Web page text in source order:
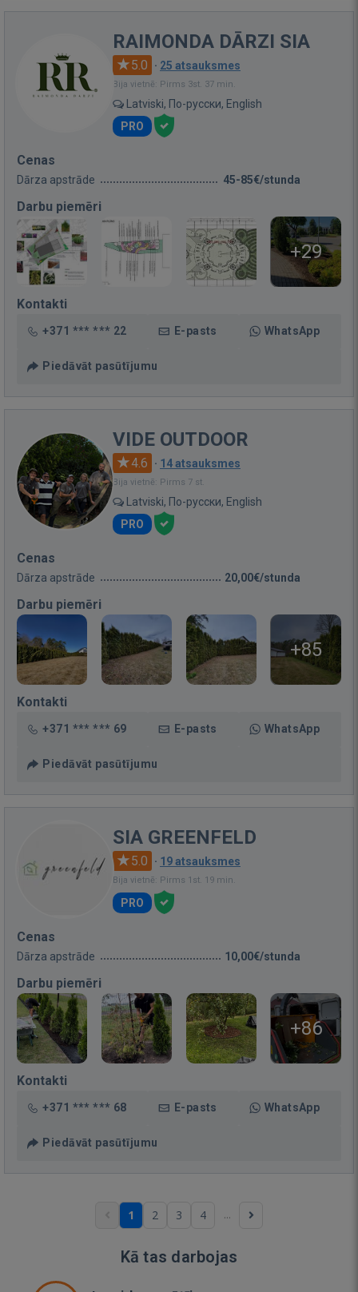
RAIMONDA DĀRZI SIA
5.0 · 25 atsauksmes
Bija vietnē: Pirms 3st. 37 min.
Latviski, По-русски, English
PRO
Cenas
Dārza apstrāde 45-85€/stunda
Darbu piemēri
+29
Kontakti
+371 *** *** 22 E-pasts WhatsApp
Piedāvāt pasūtījumu
VIDE OUTDOOR
4.6 · 14 atsauksmes
Bija vietnē: Pirms 7 st.
Latviski, По-русски, English
PRO
Cenas
Dārza apstrāde 20,00€/stunda
Darbu piemēri
+85
Kontakti
+371 *** *** 69 E-pasts WhatsApp
Piedāvāt pasūtījumu
SIA GREENFELD
5.0 · 19 atsauksmes
Bija vietnē: Pirms 1st. 19 min.
PRO
Cenas
Dārza apstrāde 10,00€/stunda
Darbu piemēri
+86
Kontakti
+371 *** *** 68 E-pasts WhatsApp
Piedāvāt pasūtījumu
1 2 3 4 ...
Kā tas darbojas